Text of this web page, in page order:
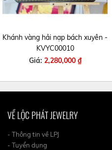
Khánh vàng hải nạp bách xuyên -
KVYC00010
Giá: 2,280,000 ₫
VỀ LỘC PHÁT JEWELRY
- Thông tin về LPJ
- Tuyển dụng